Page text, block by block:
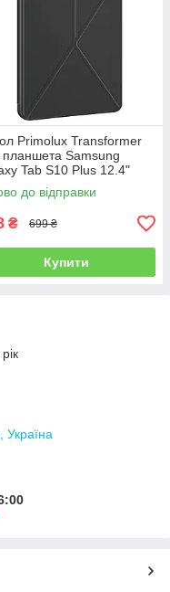
Primolux Transformer
Samsung
Tab S10 Plus 12.4"
X820 / SM-X826) - Black
до відправки
₴ 699 ₴
Купити
Україна